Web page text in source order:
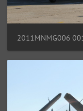
2011MNMG006